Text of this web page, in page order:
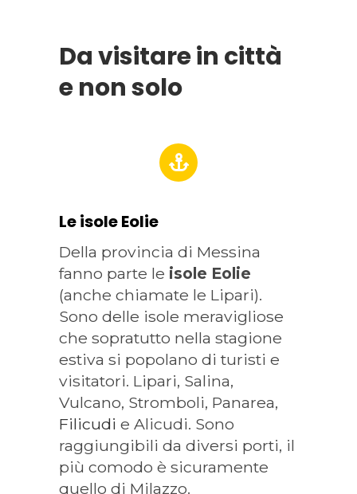
Da visitare in città
e non solo
Le isole Eolie
Della provincia di Messina
fanno parte le isole Eolie
(anche chiamate le Lipari).
Sono delle isole meravigliose
che sopratutto nella stagione
estiva si popolano di turisti e
visitatori. Lipari, Salina,
Vulcano, Stromboli, Panarea,
Filicudi e Alicudi. Sono
raggiungibili da diversi porti, il
più comodo è sicuramente
quello di Milazzo.